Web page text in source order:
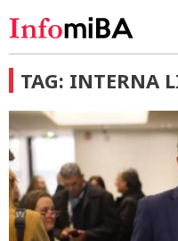
TAG: INTERNA